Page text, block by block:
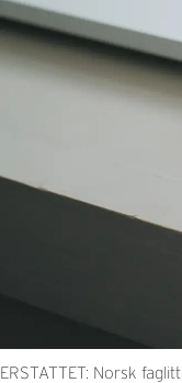
ERSTATTET: Norsk